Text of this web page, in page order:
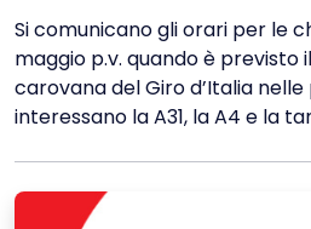
Si comunicano gli orari per le
maggio p.v. quando è previsto
carovana del Giro d’Italia
interessano la A31, la A4 e la